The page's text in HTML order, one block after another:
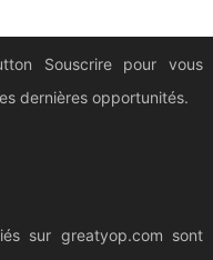
Souscrire pour vous
dernières opportunités.
sur greatyop.com sont